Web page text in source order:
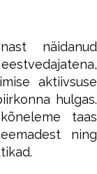
näidanud
aktiivsuse
hulgas.
taas
ning